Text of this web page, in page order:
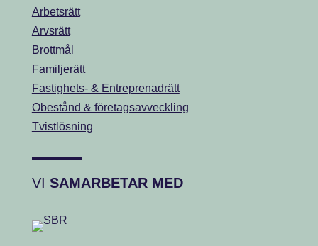
Arbetsrätt
Arvsrätt
Brottmål
Familjerätt
Fastighets- & Entreprenadrätt
Obestånd & företagsavveckling
Tvistlösning
VI SAMARBETAR MED